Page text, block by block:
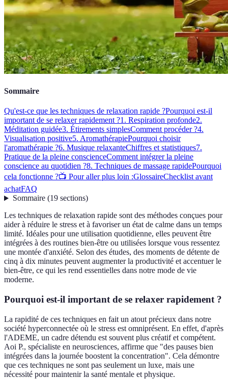
Sommaire
Qu'est-ce que les techniques de relaxation rapide ?Pourquoi est-il
important de se relaxer rapidement ?1. Respiration profonde2.
Méditation guidée3. Étirements simplesComment procéder ?4.
Visualisation positive5. AromathérapiePourquoi choisir
l'aromathérapie ?6. Musique relaxanteChiffres et statistiques7.
Pratique de la pleine conscienceComment intégrer la pleine
conscience au quotidien ?8. Techniques de massage rapidePourquoi
cela fonctionne ?📺 Pour aller plus loin :GlossaireChecklist avant
achatFAQ
Sommaire(19 sections)
Les techniques de relaxation rapide sont des méthodes conçues pour
aider à réduire le stress et à favoriser un état de calme dans un temps
limité. Idéales pour une utilisation quotidienne, elles peuvent être
intégrées à des routines bien-être ou utilisées lorsque vous ressentez
une montée d'anxiété. Selon des études, des moments de détente de
cinq à dix minutes peuvent augmenter la productivité et accentuer le
bien-être, ce qui les rend essentielles dans notre mode de vie
moderne.
Pourquoi est-il important de se relaxer rapidement ?
La rapidité de ces techniques en fait un atout précieux dans notre
société hyperconnectée où le stress est omniprésent. En effet, d'après
l'ADEME, un cadre détendu est souvent plus créatif et compétent.
Aoi P., spécialiste en neurosciences, affirme que "des pauses bien
intégrées dans la journée boostent la concentration". Cela démontre
que ces techniques ne sont pas seulement un luxe, mais une
nécessité pour maintenir la santé mentale et physique.